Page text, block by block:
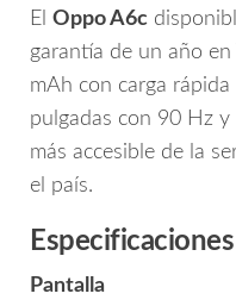
El Oppo A6c
garantía de un año en
mAh con carga
pulgadas con 90 Hz
más accesible de la
el país.
Pantalla